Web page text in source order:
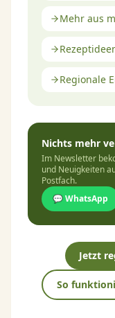
Mehr aus
Regionale
Nichts mehr
Im Newsletter
und Neuigkeiten
Postfach.
💬 WhatsApp
Jetzt
So